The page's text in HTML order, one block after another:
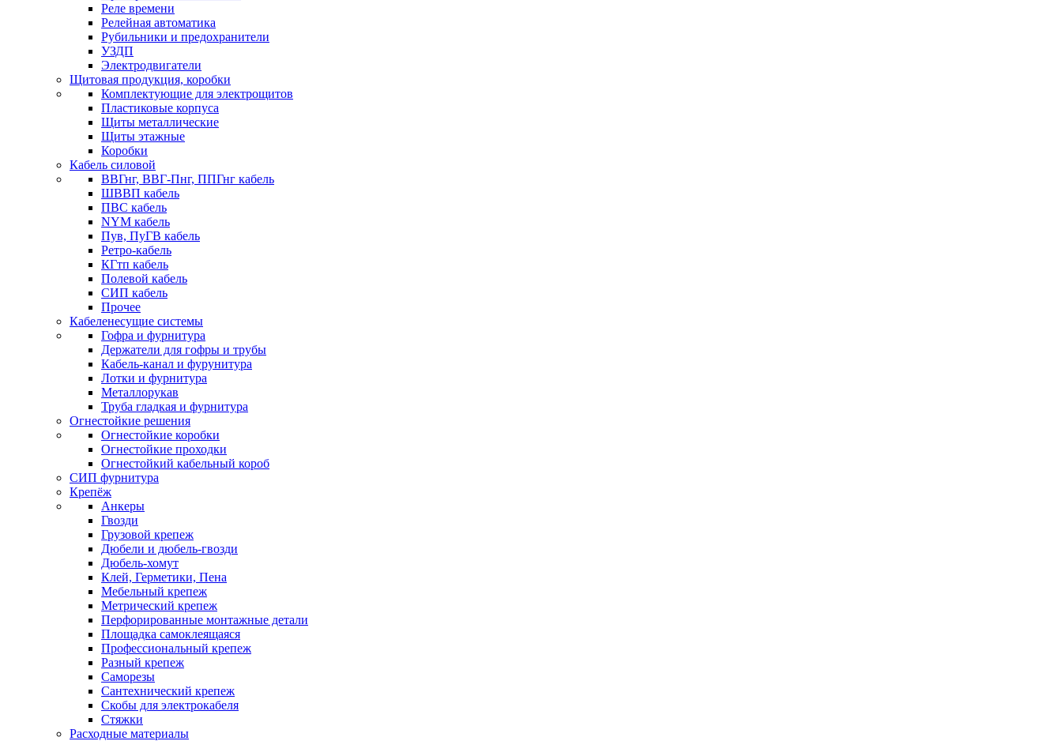
Реле времени
Релейная автоматика
Рубильники и предохранители
УЗДП
Электродвигатели
Щитовая продукция, коробки
Комплектующие для электрощитов
Пластиковые корпуса
Щиты металлические
Щиты этажные
Коробки
Кабель силовой
ВВГнг, ВВГ-Пнг, ППГнг кабель
ШВВП кабель
ПВС кабель
NYM кабель
Пув, ПуГВ кабель
Ретро-кабель
КГтп кабель
Полевой кабель
СИП кабель
Прочее
Кабеленесущие системы
Гофра и фурнитура
Держатели для гофры и трубы
Кабель-канал и фурунитура
Лотки и фурнитура
Металлорукав
Труба гладкая и фурнитура
Огнестойкие решения
Огнестойкие коробки
Огнестойкие проходки
Огнестойкий кабельный короб
СИП фурнитура
Крепёж
Анкеры
Гвозди
Грузовой крепеж
Дюбели и дюбель-гвозди
Дюбель-хомут
Клей, Герметики, Пена
Мебельный крепеж
Метрический крепеж
Перфорированные монтажные детали
Площадка самоклеящаяся
Профессиональный крепеж
Разный крепеж
Саморезы
Сантехнический крепеж
Скобы для электрокабеля
Стяжки
Расходные материалы